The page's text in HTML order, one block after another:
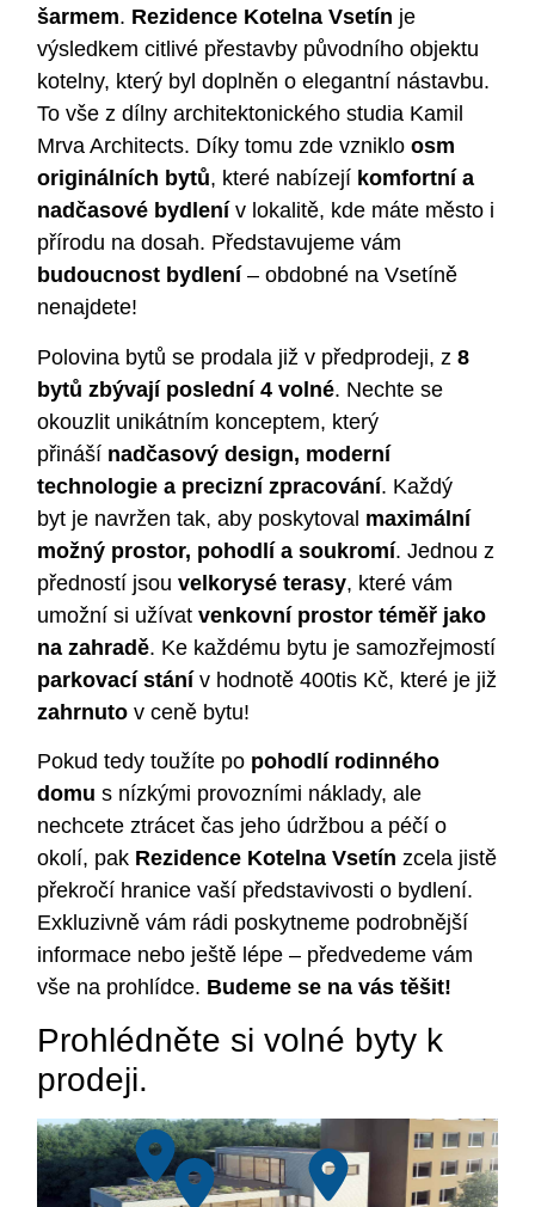
šarmem. Rezidence Kotelna Vsetín je
výsledkem citlivé přestavby původního objektu
kotelny, který byl doplněn o elegantní nástavbu.
To vše z dílny architektonického studia Kamil
Mrva Architects. Díky tomu zde vznikloosm
originálních bytů, které nabízejí komfortní a
nadčasové bydlení v lokalitě, kde máte město i
přírodu na dosah. Představujeme vám
budoucnost bydlení– obdobné na Vsetíně
nenajdete!
Polovina bytů se prodala již v předprodeji, z8
bytů zbývají poslední 4 volné. Nechte se
okouzlit unikátním konceptem, který
přináší nadčasový design, moderní
technologie a precizní zpracování. Každý
byt je navržen tak, aby poskytoval maximální
možný prostor, pohodlí a soukromí. Jednou z
předností jsouvelkorysé terasy, které vám
umožní si užívatvenkovní prostor téměř jako
na zahradě. Ke každému bytu je samozřejmostí
parkovací stánív hodnotě 400tis Kč, které je již
zahrnuto v ceně bytu!
Pokud tedy toužíte po pohodlí rodinného
domu s nízkými provozními náklady, ale
nechcete ztrácet čas jeho údržbou a péčí o
okolí, pak Rezidence Kotelna Vsetín zcela jistě
překročí hranice vaší představivosti o bydlení.
Exkluzivně vám rádi poskytneme podrobnější
informace nebo ještě lépe – předvedeme vám
vše na prohlídce. Budeme se na vás těšit!
Prohlédněte si volné byty k
prodeji.